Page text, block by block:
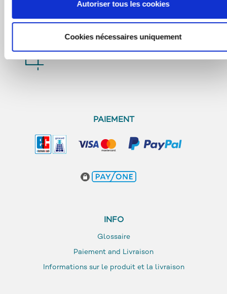
Autoriser tous les cookies
Cookies nécessaires uniquement
Livraison en quelques jours
Configurateur de découpe
PAIEMENT
INFO
Glossaire
Paiement and Livraison
Informations sur le produit et la livraison